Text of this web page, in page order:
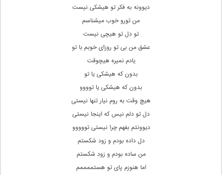
دیوونه به فکر تو هیشکی نیست
من تورو خوب میشناسم
تو دل تو هیچی نیست
عشق من بی تو روزای خوبم با تو
یادم نمیره هیچوقت
بدون که هیشکی یا تو
بدون که هیشکی یا توووو
هیچ وقت به روم نیار تنها نیستی
دل تو دلم نیس که اینجا نیستی
دیوونتم بفهم چرا نیستی تووووو
دل داده بودم و زود شکستم
من ساده بودم و زود شکستم
اما هنوزم پای تو هستممممم